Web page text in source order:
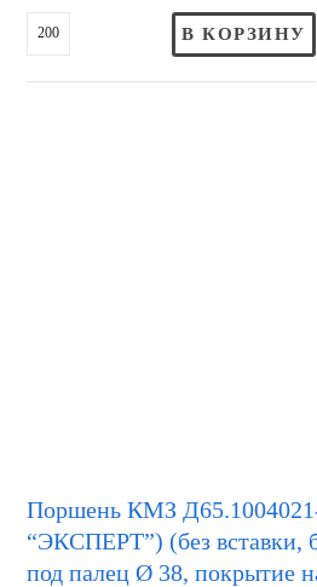
В КОРЗИНУ
Поршень КМЗ
“ЭКСПЕРТ”) (без вставки,
под палец Ø 38, покрытие